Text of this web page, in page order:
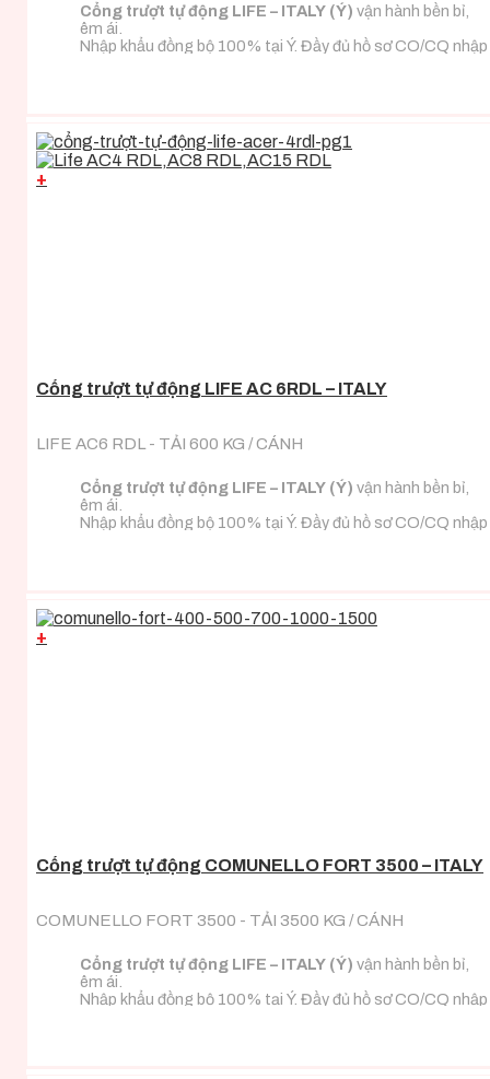
Cổng trượt tự động LIFE – ITALY (Ý) vận hành bền bỉ,
êm ái.
Nhập khẩu đồng bộ 100% tại Ý. Đầy đủ hồ sơ CO/CQ nhập
+
Cổng trượt tự động LIFE AC 6RDL – ITALY
LIFE AC6 RDL - TẢI 600 KG / CÁNH
Cổng trượt tự động LIFE – ITALY (Ý) vận hành bền bỉ,
êm ái.
Nhập khẩu đồng bộ 100% tại Ý. Đầy đủ hồ sơ CO/CQ nhập
+
Cổng trượt tự động COMUNELLO FORT 3500 – ITALY
COMUNELLO FORT 3500 - TẢI 3500 KG / CÁNH
Cổng trượt tự động LIFE – ITALY (Ý) vận hành bền bỉ,
êm ái.
Nhập khẩu đồng bộ 100% tại Ý. Đầy đủ hồ sơ CO/CQ nhập